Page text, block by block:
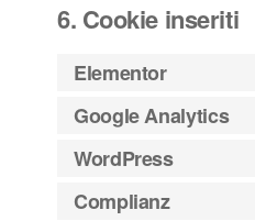
6. Cookie inseriti
Elementor
Google Analytics
WordPress
Complianz